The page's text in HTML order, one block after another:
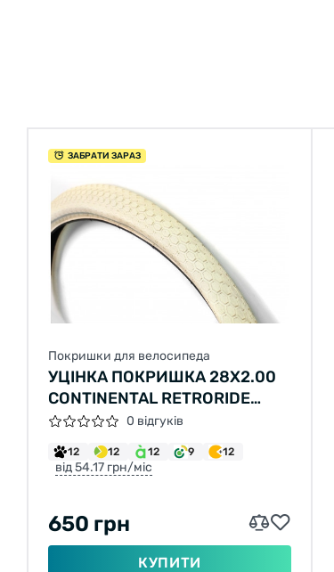
ЗАБРАТИ ЗАРАЗ
Покришки для велосипеда
УЦІНКА ПОКРИШКА 28Х2.00
CONTINENTAL RETRORIDE
КРЕМОВА ЗІ ВІДБИВАЮЧОЮ
СТРІЧКОЮ
0 відгуків
12 12 12 9 12
від 54.17 грн/міс
650 грн
КУПИТИ